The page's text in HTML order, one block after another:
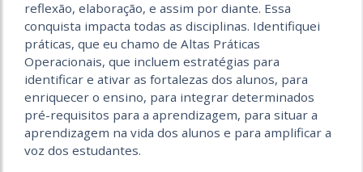
reflexão, elaboração, e assim por diante. Essa
conquista impacta todas as disciplinas. Identifiquei
práticas, que eu chamo de Altas Práticas
Operacionais, que incluem estratégias para
identificar e ativar as fortalezas dos alunos, para
enriquecer o ensino, para integrar determinados
pré-requisitos para a aprendizagem, para situar a
aprendizagem na vida dos alunos e para amplificar a
voz dos estudantes.